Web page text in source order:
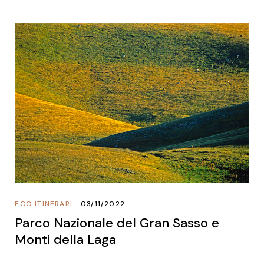
ECO ITINERARI 03/11/2022
Parco Nazionale del Gran Sasso e
Monti della Laga